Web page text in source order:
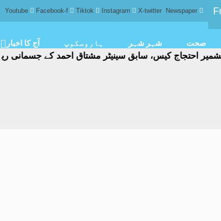
Youtube Facebook-f Tiktok Instagram X-twitter Newspaper
آج کا اخبار ہاروسکوپ شہر شہر صحت
کیس، سابق سینیٹر مشتاق احمد کے جسمانی ریمانڈ میں 4 روز کی